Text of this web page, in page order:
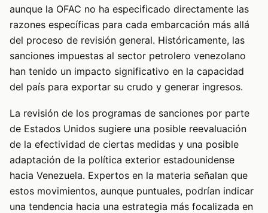
aunque la OFAC no ha especificado directamente las
razones específicas para cada embarcación más allá
del proceso de revisión general. Históricamente, las
sanciones impuestas al sector petrolero venezolano
han tenido un impacto significativo en la capacidad
del país para exportar su crudo y generar ingresos.
La revisión de los programas de sanciones por parte
de Estados Unidos sugiere una posible reevaluación
de la efectividad de ciertas medidas y una posible
adaptación de la política exterior estadounidense
hacia Venezuela. Expertos en la materia señalan que
estos movimientos, aunque puntuales, podrían indicar
una tendencia hacia una estrategia más focalizada en